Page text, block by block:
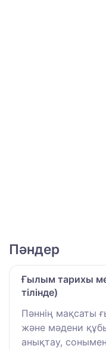
Пәндер
Ғылым тарихы
тілінде)
Пәннің мақсаты
және мәдени
анықтау,